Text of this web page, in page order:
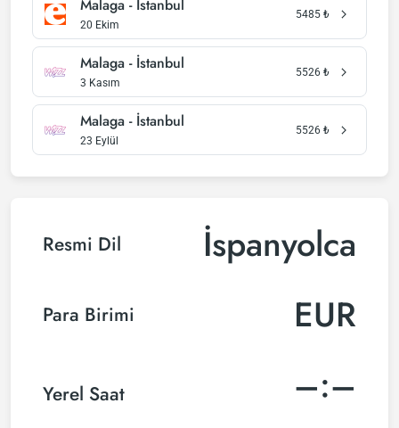
Malaga - İstanbul
20 Ekim
5485 ₺
Malaga - İstanbul
3 Kasım
5526 ₺
Malaga - İstanbul
23 Eylül
5526 ₺
Resmi Dil İspanyolca
Para Birimi EUR
Yerel Saat –:–